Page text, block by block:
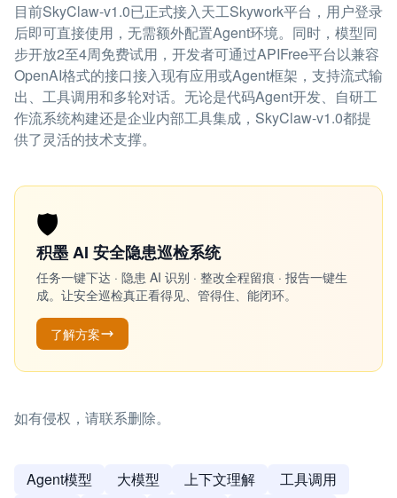
目前SkyClaw-v1.0已正式接入天工Skywork平台，用户登录
后即可直接使用，无需额外配置Agent环境。同时，模型同
步开放2至4周免费试用，开发者可通过APIFree平台以兼容
OpenAI格式的接口接入现有应用或Agent框架，支持流式输
出、工具调用和多轮对话。无论是代码Agent开发、自研工
作流系统构建还是企业内部工具集成，SkyClaw-v1.0都提
供了灵活的技术支撑。
🛡️
积墨 AI 安全隐患巡检系统
任务一键下达 · 隐患 AI 识别 · 整改全程留痕 · 报告一键生
成。让安全巡检真正看得见、管得住、能闭环。
了解方案
如有侵权，请联系删除。
Agent模型 大模型 上下文理解
工具调用